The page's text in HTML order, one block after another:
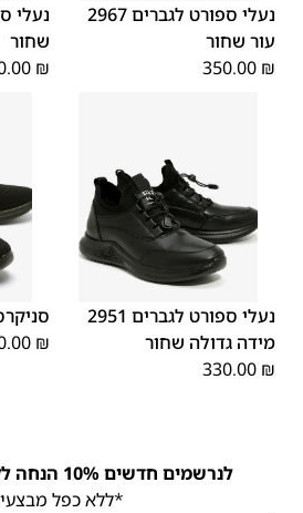
נעלי ספורט לגברים 2967
עור שחור
350.00 ₪
שחור
₪
נעלי ספורט לגברים 2951
מידה גדולה שחור
330.00 ₪
סניקרס
₪
לנרשמים חדשים 10% הנחה לקנייה הראשונה!
*ללא כפל